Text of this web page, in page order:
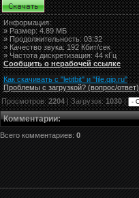
Информация:
»Размер:4.89 МБ
» Продолжительность: 03:32
» Качество звука: 192 Кбит/сек
» Частота дискретизация: 44 кГц
Сообщить о нерабочей ссылке
Как скачивать с "letitbit" и "file.qip.ru"
Проблемы с загрузкой? (вопрос/ответ)
Просмотров:2204| Загрузок:1030|
Комментарии:
Всего комментариев: 0